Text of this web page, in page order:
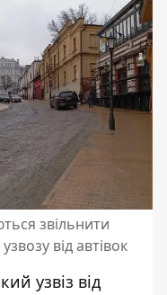
звільнити
від автівок
узвіз від